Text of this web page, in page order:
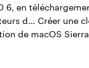
6, en
d… Créer une
de macOS Sierra